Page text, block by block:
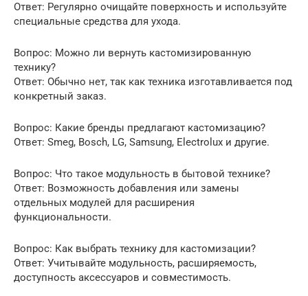
Ответ: Регулярно очищайте поверхность и используйте
специальные средства для ухода.
Вопрос: Можно ли вернуть кастомизированную
технику?
Ответ: Обычно нет, так как техника изготавливается под
конкретный заказ.
Вопрос: Какие бренды предлагают кастомизацию?
Ответ: Smeg, Bosch, LG, Samsung, Electrolux и другие.
Вопрос: Что такое модульность в бытовой технике?
Ответ: Возможность добавления или замены
отдельных модулей для расширения
функциональности.
Вопрос: Как выбрать технику для кастомизации?
Ответ: Учитывайте модульность, расширяемость,
доступность аксессуаров и совместимость.